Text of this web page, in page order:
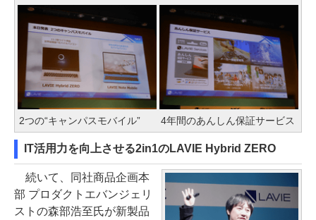
2つの“キャンパスモバイル” 4年間のあんしん保証サービス
IT活用力を向上させる2in1のLAVIE Hybrid ZERO
続いて、同社商品企画本
部 プロダクトエバンジェリ
ストの森部浩至氏が新製品